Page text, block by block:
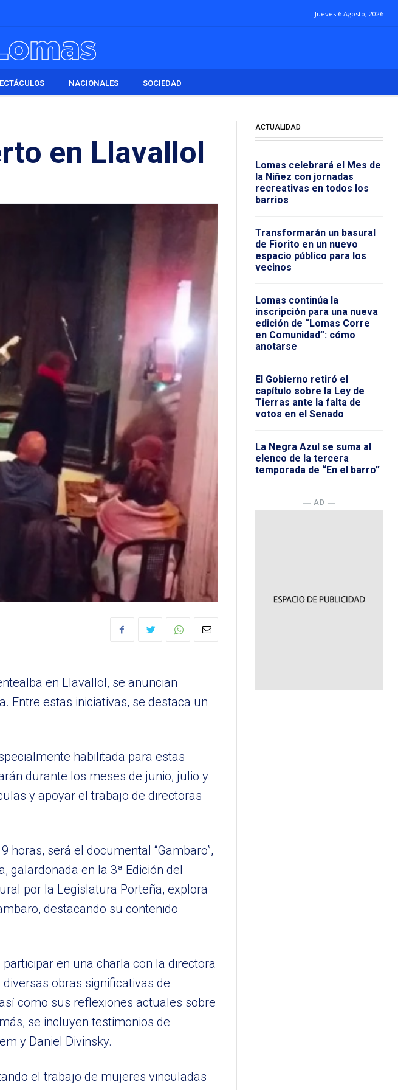
Jueves 6 Agosto, 2026
NACIONALES SOCIEDAD
en Llavallol
en Llavallol, se anuncian
Entre estas iniciativas, se destaca un
habilitada para estas
durante los meses de junio, julio y
y apoyar el trabajo de directoras
será el documental “Gambaro”,
galardonada en la 3ª Edición del
por la Legislatura Porteña, explora
destacando su contenido
en una charla con la directora
obras significativas de
como sus reflexiones actuales sobre
se incluyen testimonios de
y Daniel Divinsky.
el trabajo de mujeres vinculadas
ACTUALIDAD
Lomas celebrará el Mes de
la Niñez con jornadas
recreativas en todos los
barrios
Transformarán un basural
de Fiorito en un nuevo
espacio público para los
vecinos
Lomas continúa la
inscripción para una nueva
edición de “Lomas Corre
en Comunidad”: cómo
anotarse
El Gobierno retiró el
capítulo sobre la Ley de
Tierras ante la falta de
votos en el Senado
La Negra Azul se suma al
elenco de la tercera
temporada de “En el barro”
― AD ―